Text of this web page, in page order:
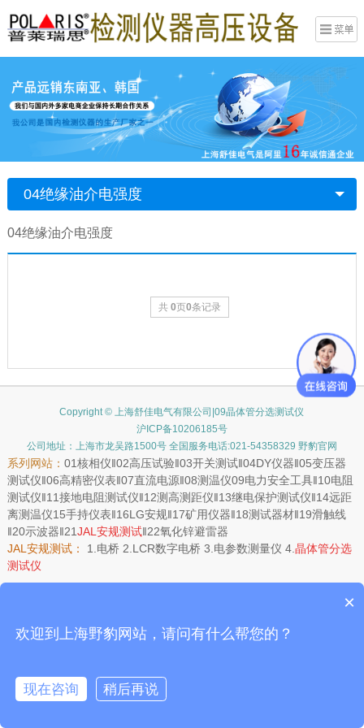
04绝缘油介电强度
04绝缘油介电强度
共0页0条记录
Copyright © 上海舒佳电气有限公司|09晶体管分选测试仪
沪ICP备10206185号
公司地址：上海市龙吴路1500号 全国服务电话:021-54358329 野豹官网
系列网站： 01核相仪‖02高压试验‖03开关测试‖04DY仪器‖05变压器
测试仪‖06高精密仪表‖07直流电源‖08测温仪09电力安全工具‖10电阻
测试仪‖11接地电阻测试仪‖12测高测距仪‖13继电保护测试仪‖14远距
离测温仪15手持仪表‖16LG安规‖17矿用仪器‖18测试器材‖19滑触线
‖20示波器‖21JAL安规测试‖22氧化锌避雷器
JAL安规测试：
1. 电桥 2. LCR数字电桥 3. 电参数测量仪 4. 晶体管分选
测试仪
×
欢迎到上海野豹网站，请问有什么帮您的？
现在咨询
稍后再说
在线咨询